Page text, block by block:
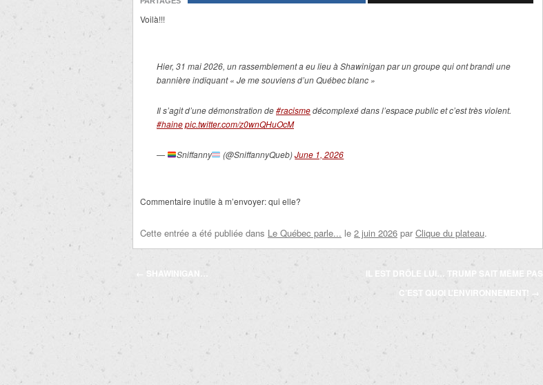
Voilà!!!
Hier, 31 mai 2026, un rassemblement a eu lieu à Shawinigan par un groupe qui ont brandi une
bannière indiquant « Je me souviens d’un Québec blanc »
Il s’agit d’une démonstration de#racismedécomplexé dans l’espace public et c’est très violent.
#hainepic.twitter.com/z0wnQHuOcM
— Sniffanny (@SniffannyQueb)June 1, 2026
Commentaire inutile à m’envoyer: qui elle?
Cette entrée a été publiée dans Le Québec parle... le 2 juin 2026 par Clique du plateau.
Navigation
← SHAWINIGAN…
IL EST DRÔLE LUI… TRUMP SAIT MÊME PAS
C’EST QUOI L’ENVIRONNEMENT! →